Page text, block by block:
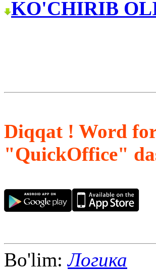
KO'CHIRIB
Diqqat ! Word
"QuickOffice"
Bo'lim:Логика